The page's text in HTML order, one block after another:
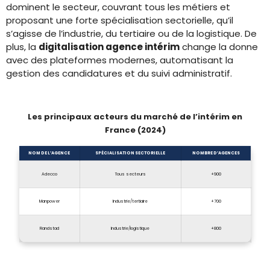
dominent le secteur, couvrant tous les métiers et
proposant une forte spécialisation sectorielle, qu’il
s’agisse de l’industrie, du tertiaire ou de la logistique. De
plus, la digitalisation agence intérimchange la donne
avec des plateformes modernes, automatisant la
gestion des candidatures et du suivi administratif.
Les principaux acteurs du marché de l’intérim en
France (2024)
NOM DE L’AGENCE SPÉCIALISATION SECTORIELLE NOMBRE D’AGENCES
Adecco Tous secteurs +900
Manpower Industrie/tertiaire +700
Randstad Industrie/logistique +800